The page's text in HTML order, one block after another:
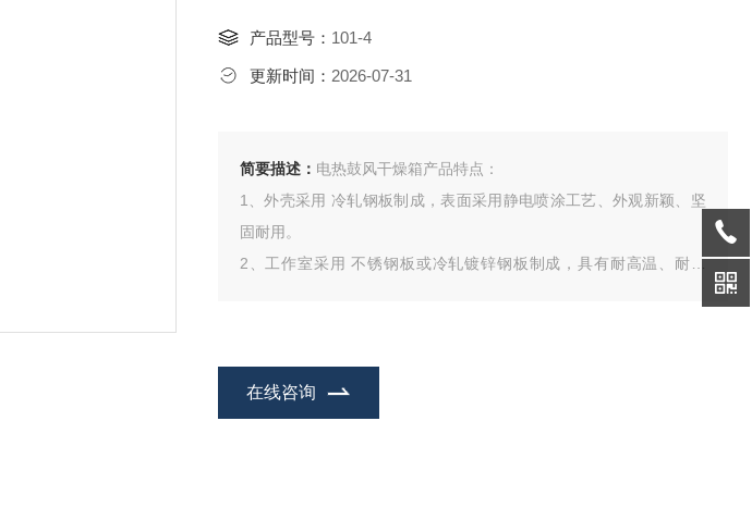
产品型号： 101-4
更新时间： 2026-07-31
简要描述： 电热鼓风干燥箱产品特点：
1、外壳采用 冷轧钢板制成，表面采用静电喷涂工艺、外观新颖、坚
固耐用。
2、工作室采用 不锈钢板或冷轧镀锌钢板制成，具有耐高温、耐腐
在线咨询